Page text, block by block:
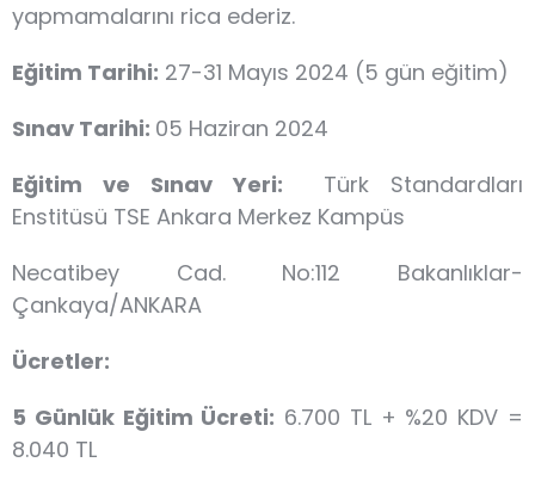
yapmamalarını rica ederiz.
Eğitim Tarihi: 27-31 Mayıs 2024 (5 gün eğitim)
Sınav Tarihi: 05 Haziran 2024
Eğitim ve Sınav Yeri: Türk Standardları
Enstitüsü TSE Ankara Merkez Kampüs
Necatibey Cad. No:112 Bakanlıklar-
Çankaya/ANKARA
Ücretler:
5 Günlük Eğitim Ücreti: 6.700 TL + %20 KDV =
8.040 TL